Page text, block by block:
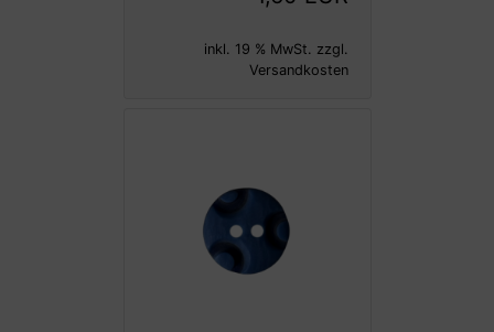
inkl. 19 % MwSt. zzgl.
Versandkosten